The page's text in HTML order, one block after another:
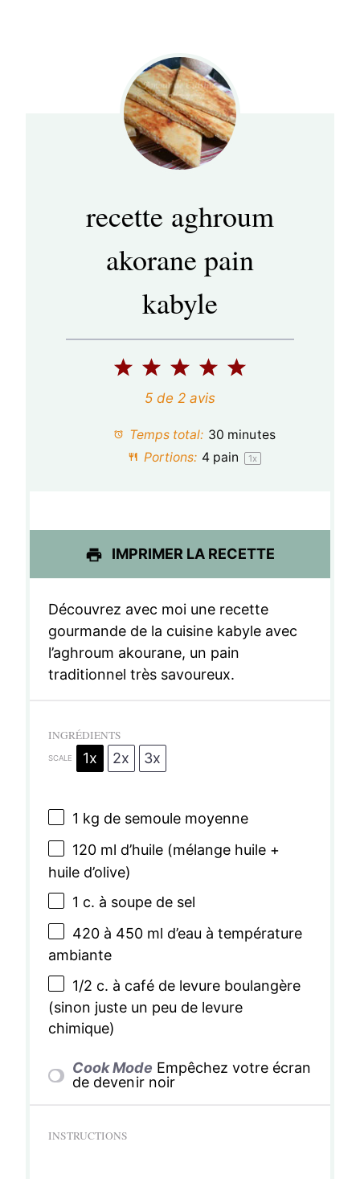
recette aghroum
akorane pain
kabyle
5
t
o
e
s
4
t
o
e
s
3
é
t
o
e
s
2
é
t
o
e
s
1
t
o
e
5de 2 avis
Temps total: 30 minutes
Portions: 4pain 1x
IMPRIMER LA RECETTE
Découvrez avec moi une recette
gourmande de la cuisine kabyle avec
l’aghroum akourane, un pain
traditionnel très savoureux.
INGRÉDIENTS
SCALE 1x 2x 3x
1 kg de semoule moyenne
120ml d’huile (mélange huile +
huile d’olive)
1 c. à soupe de sel
420à 450 ml d’eau à température
ambiante
1/2 c. à café de levure boulangère
(sinon juste un peu de levure
chimique)
Cook Mode Empêchez votre écran
de devenir noir
INSTRUCTIONS